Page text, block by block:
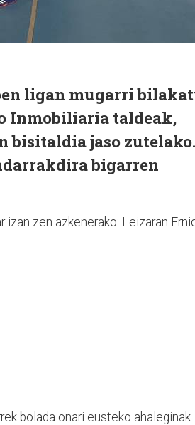
ligan mugarri
Inmobiliaria taldeak,
bisitaldia jaso zutelako.
bigarren
zen azkenerako: Leizaran
bolada onari eusteko ahaleginak